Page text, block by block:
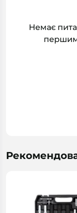
Немає
першим